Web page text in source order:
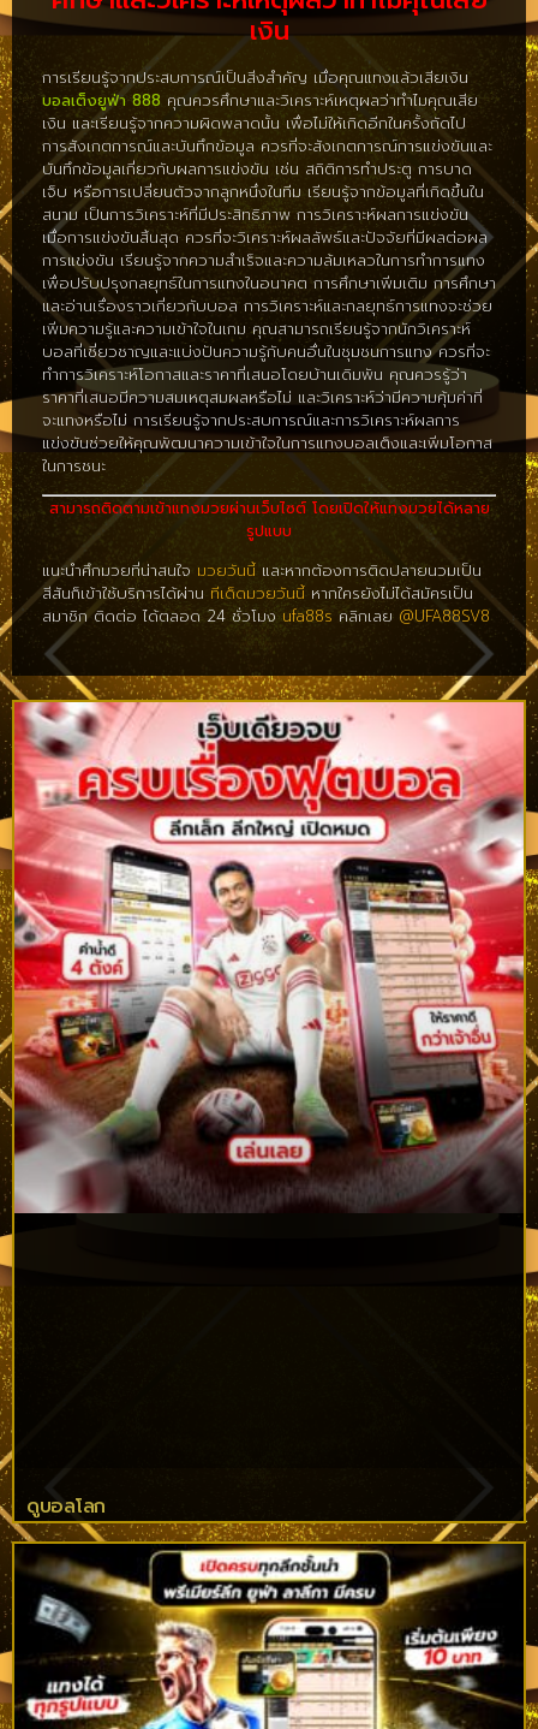
เงิน
การเรียนรู้จากประสบการณ์เป็นสิ่งสำคัญ เมื่อคุณแทงแล้วเสียเงิน
บอลเต็งยูฟ่า 888 คุณควรศึกษาและวิเคราะห์เหตุผลว่าทำไมคุณเสีย
เงิน และเรียนรู้จากความผิดพลาดนั้น เพื่อไม่ให้เกิดอีกในครั้งถัดไป
การสังเกตการณ์และบันทึกข้อมูล ควรที่จะสังเกตการณ์การแข่งขันและ
บันทึกข้อมูลเกี่ยวกับผลการแข่งขัน เช่น สถิติการทำประตู การบาด
เจ็บ หรือการเปลี่ยนตัวจากลูกหนึ่งในทีม เรียนรู้จากข้อมูลที่เกิดขึ้นใน
สนาม เป็นการวิเคราะห์ที่มีประสิทธิภาพ การวิเคราะห์ผลการแข่งขัน
เมื่อการแข่งขันสิ้นสุด ควรที่จะวิเคราะห์ผลลัพธ์และปัจจัยที่มีผลต่อผล
การแข่งขัน เรียนรู้จากความสำเร็จและความล้มเหลวในการทำการแทง
เพื่อปรับปรุงกลยุทธ์ในการแทงในอนาคต การศึกษาเพิ่มเติม การศึกษา
และอ่านเรื่องราวเกี่ยวกับบอล การวิเคราะห์และกลยุทธ์การแทงจะช่วย
เพิ่มความรู้และความเข้าใจในเกม คุณสามารถเรียนรู้จากนักวิเคราะห์
บอลที่เชี่ยวชาญและแบ่งปันความรู้กับคนอื่นในชุมชนการแทง ควรที่จะ
ทำการวิเคราะห์โอกาสและราคาที่เสนอโดยบ้านเดิมพัน คุณควรรู้ว่า
ราคาที่เสนอมีความสมเหตุสมผลหรือไม่ และวิเคราะห์ว่ามีความคุ้มค่าที่
จะแทงหรือไม่ การเรียนรู้จากประสบการณ์และการวิเคราะห์ผลการ
แข่งขันช่วยให้คุณพัฒนาความเข้าใจในการแทงบอลเต็งและเพิ่มโอกาส
ในการชนะ
สามารถติดตามเข้าแทงมวยผ่านเว็บไซต์ โดยเปิดให้แทงมวยได้หลาย
รูปแบบ
แนะนำศึกมวยที่น่าสนใจ มวยวันนี้ และหากต้องการติดปลายนวมเป็น
สีสันก็เข้าใช้บริการได้ผ่าน ทีเด็ดมวยวันนี้ หากใครยังไม่ได้สมัครเป็น
สมาชิก ติดต่อ ได้ตลอด 24 ชั่วโมงufa88s คลิกเลย @UFA88SV8
ดูบอลโลก